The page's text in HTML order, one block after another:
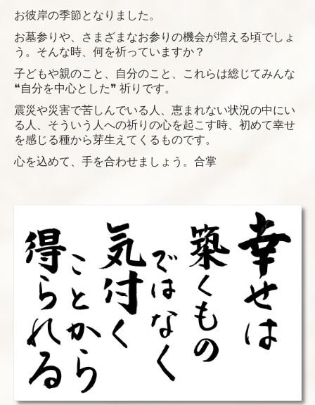
お彼岸の季節となりました。
お墓参りや、さまざまなお参りの機会が増える頃でしょ
う。そんな時、何を祈っていますか ？
子どもや親のこと、自分のこと、これらは総じてみんな
❝自分を中心とした❞ 祈りです。
震災や災害で苦しんでいる人、恵まれない状況の中にい
る人、そういう人への祈りの心を起こす時、初めて幸せ
を感じる種から芽生えてくるものです。
心を込めて、手を合わせましょう。 合掌